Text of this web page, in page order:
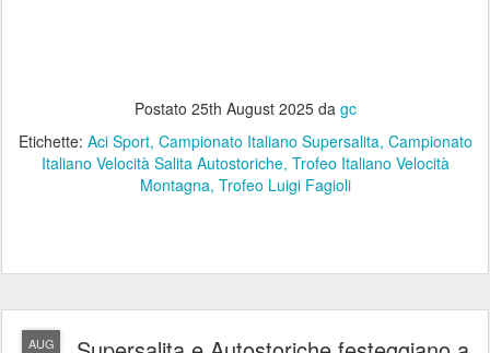
Postato 25th August 2025da gc
Etichette: Aci Sport Campionato Italiano Supersalita Campionato
Italiano Velocità Salita Autostoriche Trofeo Italiano Velocità
Montagna Trofeo Luigi Fagioli
AUG